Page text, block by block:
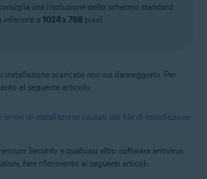
una risoluzione dello schermo standard
inferiore a 1024 x 768 pixel
installazione scaricato non sia danneggiato. Per
al seguente articolo:
errori di installazione causati dai file di installazione
Security e qualsiasi altro software antivirus
fare riferimento ai seguenti articoli: